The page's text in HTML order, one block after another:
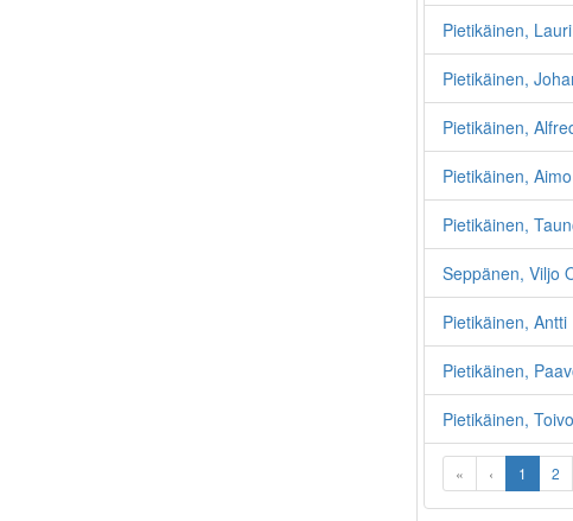
Pietikäinen, Lauri
Pietikäinen,
Pietikäinen,
Pietikäinen,
Pietikäinen,
Seppänen, Viljo
Pietikäinen, Antti
Pietikäinen,
Pietikäinen,
« ‹ 1 2